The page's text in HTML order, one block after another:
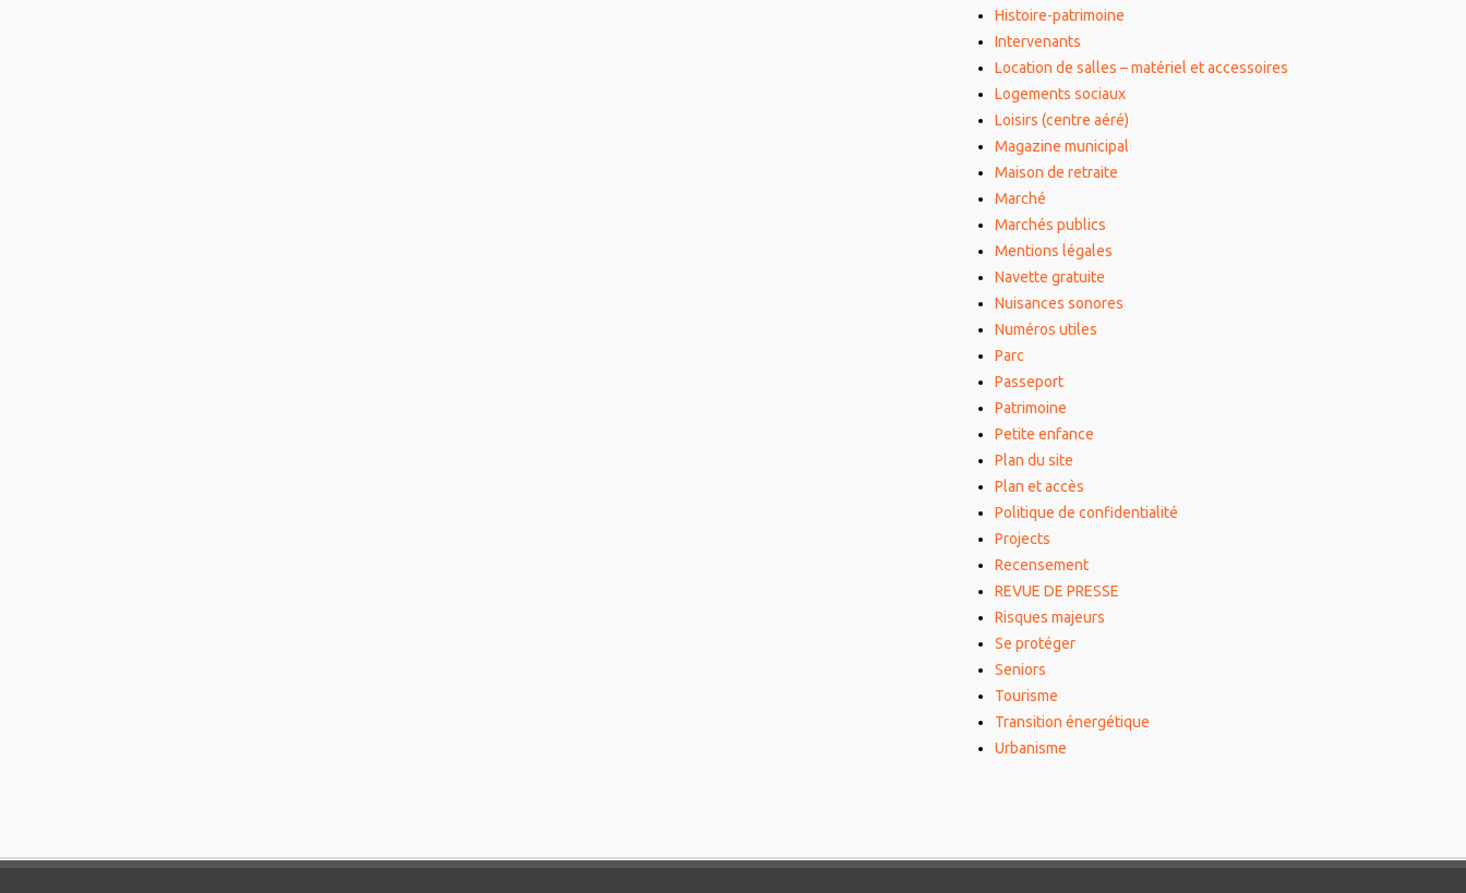
Histoire-patrimoine
Intervenants
Location de salles – matériel et accessoires
Logements sociaux
Loisirs (centre aéré)
Magazine municipal
Maison de retraite
Marché
Marchés publics
Mentions légales
Navette gratuite
Nuisances sonores
Numéros utiles
Parc
Passeport
Patrimoine
Petite enfance
Plan du site
Plan et accès
Politique de confidentialité
Projects
Recensement
REVUE DE PRESSE
Risques majeurs
Se protéger
Seniors
Tourisme
Transition énergétique
Urbanisme